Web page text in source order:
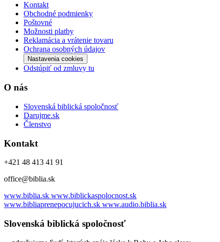
Kontakt
Obchodné podmienky
Poštovné
Možnosti platby
Reklamácia a vrátenie tovaru
Ochrana osobných údajov
Nastavenia cookies
Odstúpiť od zmluvy tu
O nás
Slovenská biblická spoločnosť
Darujme.sk
Členstvo
Kontakt
+421 48 413 41 91
office@biblia.sk
www.biblia.sk www.biblickaspolocnost.sk
www.bibliaprenepocujucich.sk www.audio.biblia.sk
Slovenská biblická spoločnosť